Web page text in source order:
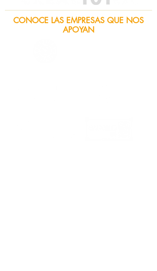
CONOCE LAS EMPRESAS QUE NOS
APOYAN